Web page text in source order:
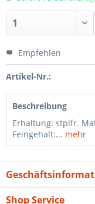
Empfehlen
Artikel-Nr.:
Beschreibung
Erhaltung: stplfr.
Feingehalt:... mehr
Shop Service